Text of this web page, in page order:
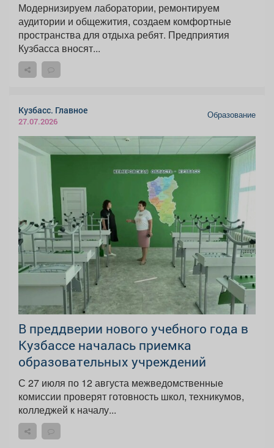
Модернизируем лаборатории, ремонтируем
аудитории и общежития, создаем комфортные
пространства для отдыха ребят. Предприятия
Кузбасса вносят...
Кузбасс. Главное
27.07.2026
Образование
В преддверии нового учебного года в
Кузбассе началась приемка
образовательных учреждений
С 27 июля по 12 августа межведомственные
комиссии проверят готовность школ, техникумов,
колледжей к началу...